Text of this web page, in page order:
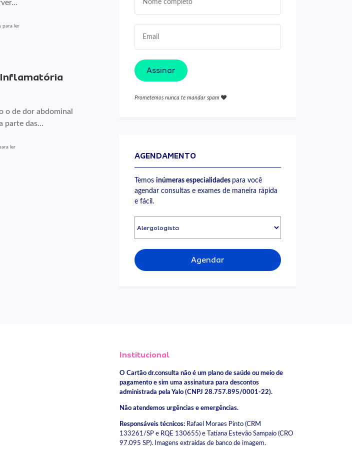
para ler
Inflamatória
o de dor abdominal
parte das...
ler
Assinar
Prometemos nunca te mandar spam
AGENDAMENTO
Temos inúmeras especialidades para você
agendar consultas e exames de maneira rápida
e fácil.
Agendar
Institucional
O Cartão dr.consulta não é um plano de saúde ou meio de
pagamento e sim uma assinatura para descontos
administrada pela Yalo (CNPJ 28.757.895/0001-22).
Não atendemos urgências e emergências.
Responsáveis técnicos:Rafael Moraes Pinto (CRM
133261/SP e RQE 130655) e Tatiana Estevão Sampaio (CRO
97.095 SP). Imagens extraídas de banco de imagem.